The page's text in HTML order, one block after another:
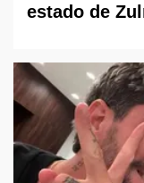
estado de